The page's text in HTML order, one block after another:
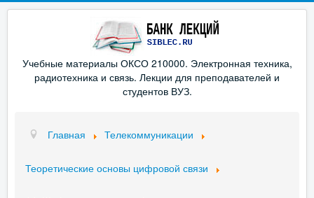
Учебные материалы ОКСО 210000. Электронная техника,
радиотехника и связь. Лекции для преподавателей и
студентов ВУЗ.
Главная Телекоммуникации
Теоретические основы цифровой связи